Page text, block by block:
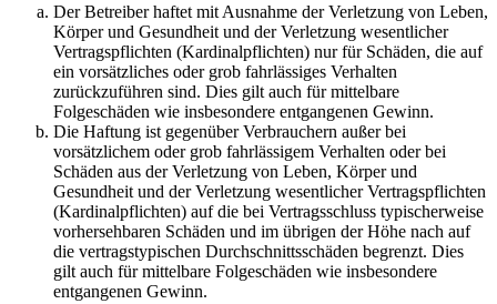
Der Betreiber haftet mit Ausnahme der Verletzung von Leben,
Körper und Gesundheit und der Verletzung wesentlicher
Vertragspflichten (Kardinalpflichten) nur für Schäden, die auf
ein vorsätzliches oder grob fahrlässiges Verhalten
zurückzuführen sind. Dies gilt auch für mittelbare
Folgeschäden wie insbesondere entgangenen Gewinn.
Die Haftung ist gegenüber Verbrauchern außer bei
vorsätzlichem oder grob fahrlässigem Verhalten oder bei
Schäden aus der Verletzung von Leben, Körper und
Gesundheit und der Verletzung wesentlicher Vertragspflichten
(Kardinalpflichten) auf die bei Vertragsschluss typischerweise
vorhersehbaren Schäden und im übrigen der Höhe nach auf
die vertragstypischen Durchschnittsschäden begrenzt. Dies
gilt auch für mittelbare Folgeschäden wie insbesondere
entgangenen Gewinn.